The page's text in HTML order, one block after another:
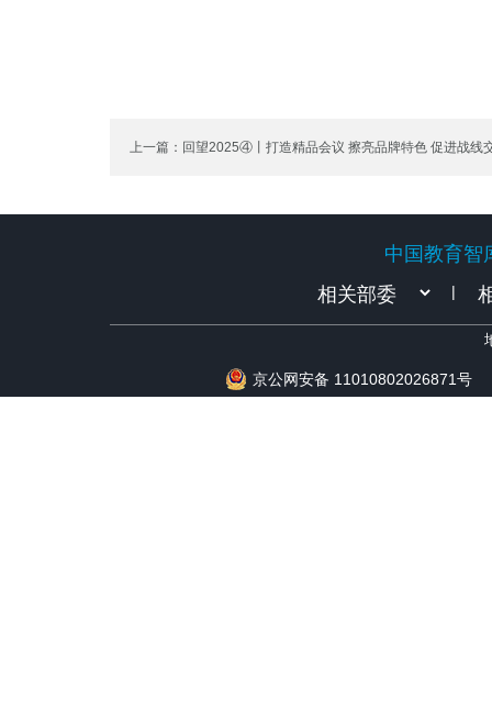
上一篇：回望2025④丨打造精品会议 擦亮品牌特色 促进战线
中国教育智
|
京公网安备 11010802026871号